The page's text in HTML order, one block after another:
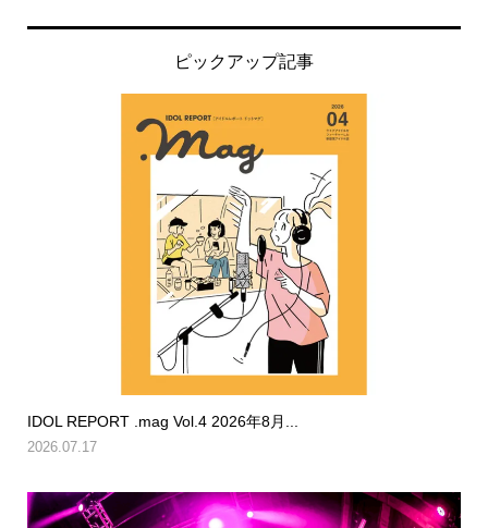
ピックアップ記事
IDOL REPORT .mag Vol.4 2026年8月...
2026.07.17